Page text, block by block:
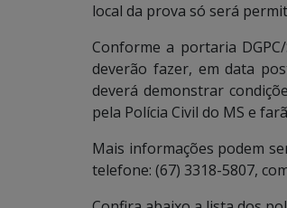
local da prova só será
Conforme a portaria
deverão fazer, em data
deverá demonstrar
pela Polícia Civil do MS e
Mais informações podem
telefone: (67) 3318-5807,